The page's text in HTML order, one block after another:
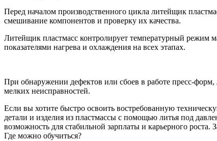
Перед началом производственного цикла литейщик
смешивание компонентов и проверку их качества.
Литейщик пластмасс контролирует температурный режим
показателями нагрева и охлаждения на всех этапах.
При обнаружении дефектов или сбоев в работе пресс-
мелких неисправностей.
Если вы хотите быстро освоить востребованную
детали и изделия из пластмассы с помощью литья под
возможность для стабильной зарплаты и карьерного
Где можно обучиться?